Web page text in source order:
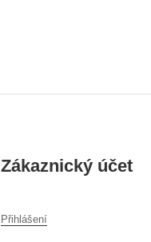
Zákaznický účet
Přihlášení